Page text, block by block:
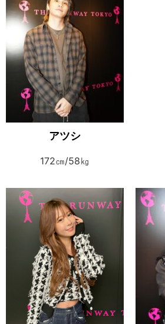
アツシ
172㎝/58㎏